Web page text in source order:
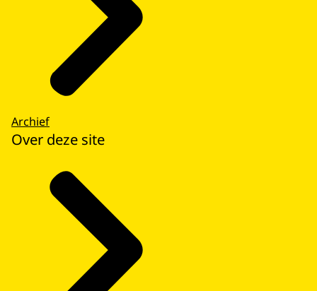
Archief
Over deze site